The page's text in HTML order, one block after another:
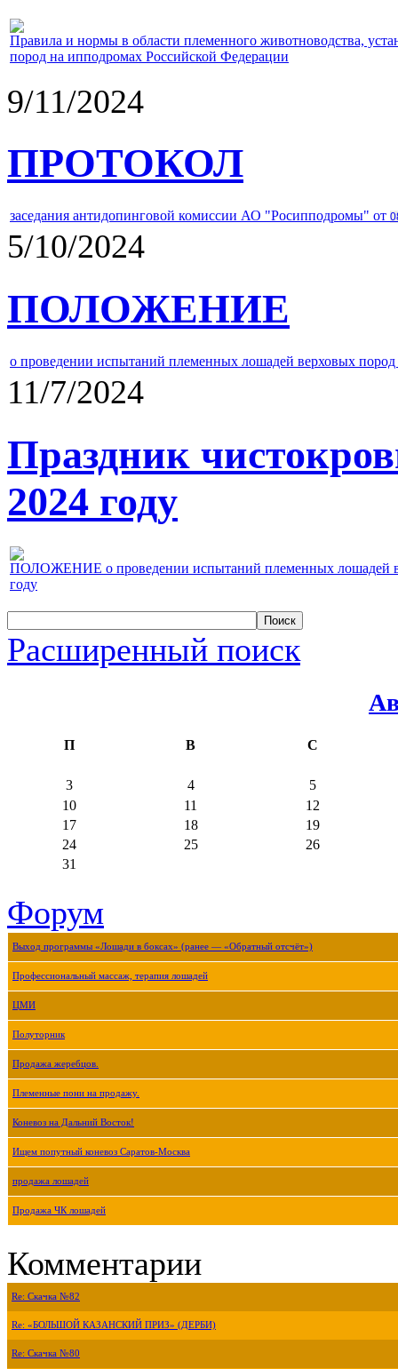
Правила и нормы в области племенного животноводства,
пород на ипподромах Российской Федерации
9/11/2024
ПРОТОКОЛ
заседания антидопинговой комиссии АО "Росипподромы" от
5/10/2024
ПОЛОЖЕНИЕ
о проведении испытаний племенных лошадей верховых
11/7/2024
Праздник
2024 году
ПОЛОЖЕНИЕ о проведении испытаний племенных лошадей
году
Расширенный поиск
П В С
3 4
5
10
11
12
17
18
19
24
25
26
31
Форум
Выход программы «Лошади в боксах» (ранее — «Обратный отсчёт»)
Профессиональный массаж, терапия лошадей
ЦМИ
Полуторник
Продажа жеребцов.
Племенные пони на продажу.
Коневоз на Дальний Восток!
Ищем попутный коневоз Саратов-Москва
продажа лошадей
Продажа ЧК лошадей
Комментарии
Re: Скачка №82
Re: «БОЛЬШОЙ КАЗАНСКИЙ ПРИЗ» (ДЕРБИ)
Re: Скачка №80